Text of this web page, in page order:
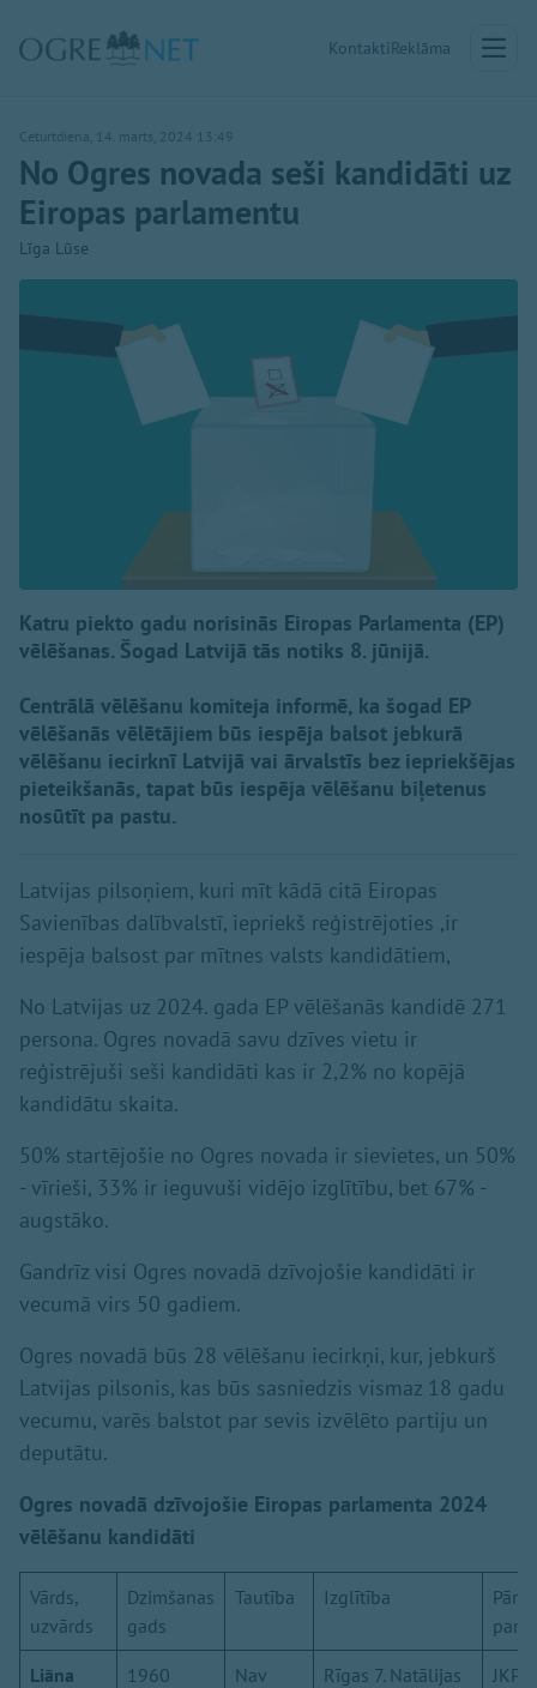
KontaktiReklāma
Ceturtdiena, 14. marts, 2024 13:49
No Ogres novada seši kandidāti uz
Eiropas parlamentu
Līga Lūse
Katru piekto gadu norisinās Eiropas Parlamenta (EP)
vēlēšanas. Šogad Latvijā tās notiks 8. jūnijā.
Centrālā vēlēšanu komiteja informē, ka šogad EP
vēlēšanās vēlētājiem būs iespēja balsot jebkurā
vēlēšanu iecirknī Latvijā vai ārvalstīs bez iepriekšējas
pieteikšanās, tapat būs iespēja vēlēšanu biļetenus
nosūtīt pa pastu.
Latvijas pilsoņiem, kuri mīt kādā citā Eiropas
Savienības dalībvalstī, iepriekš reģistrējoties ,ir
iespēja balsost par mītnes valsts kandidātiem,
No Latvijas uz 2024. gada EP vēlēšanās kandidē 271
persona. Ogres novadā savu dzīves vietu ir
reģistrējuši seši kandidāti kas ir 2,2% no kopējā
kandidātu skaita.
50% startējošie no Ogres novada ir sievietes, un 50%
- vīrieši, 33% ir ieguvuši vidējo izglītību, bet 67% -
augstāko.
Gandrīz visi Ogres novadā dzīvojošie kandidāti ir
vecumā virs 50 gadiem.
Ogres novadā būs 28 vēlēšanu iecirkņi, kur, jebkurš
Latvijas pilsonis, kas būs sasniedzis vismaz 18 gadu
vecumu, varēs balstot par sevis izvēlēto partiju un
deputātu.
Ogres novadā dzīvojošie Eiropas parlamenta 2024
vēlēšanu kandidāti
Vārds,
uzvārds
Dzimšanas
gads
Tautība Izglītība
Liāna
1960
Nav
Rīgas 7. Natālijas
JKP